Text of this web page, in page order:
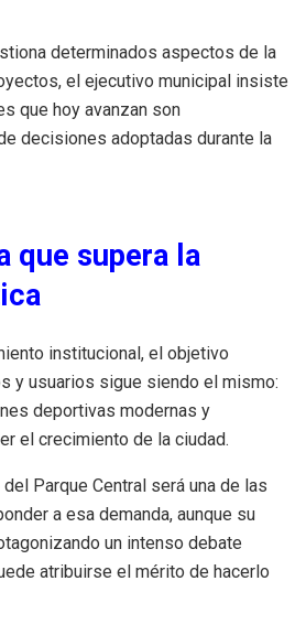
determinados aspectos de la
el ejecutivo municipal insiste
que hoy avanzan son
decisiones adoptadas durante la
que supera la
institucional, el objetivo
y usuarios sigue siendo el mismo:
deportivas modernas y
el crecimiento de la ciudad.
Parque Central será una de las
a esa demanda, aunque su
un intenso debate
atribuirse el mérito de hacerlo